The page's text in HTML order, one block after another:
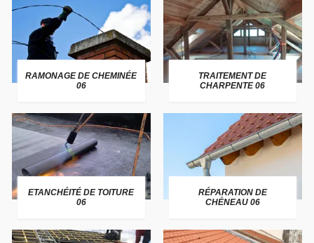
RAMONAGE DE CHEMINÉE
06
TRAITEMENT DE
CHARPENTE 06
ETANCHÉITÉ DE TOITURE
06
RÉPARATION DE
CHÉNEAU 06